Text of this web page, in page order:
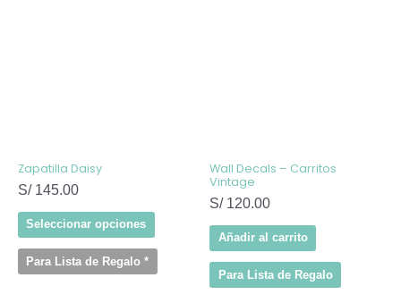
Zapatilla Daisy
S/145.00
Seleccionar opciones
Para Lista de Regalo *
Wall Decals – Carritos
Vintage
S/120.00
Añadir al carrito
Para Lista de Regalo